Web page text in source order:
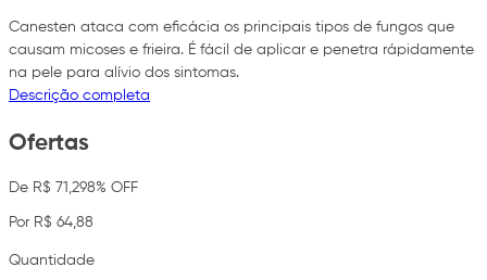
Canesten ataca com eficácia os principais tipos de fungos que
causam micoses e frieira. É fácil de aplicar e penetra rápidamente
na pele para alívio dos sintomas.
Descrição completa
Ofertas
De R$ 71,298% OFF
Por R$ 64,88
Quantidade